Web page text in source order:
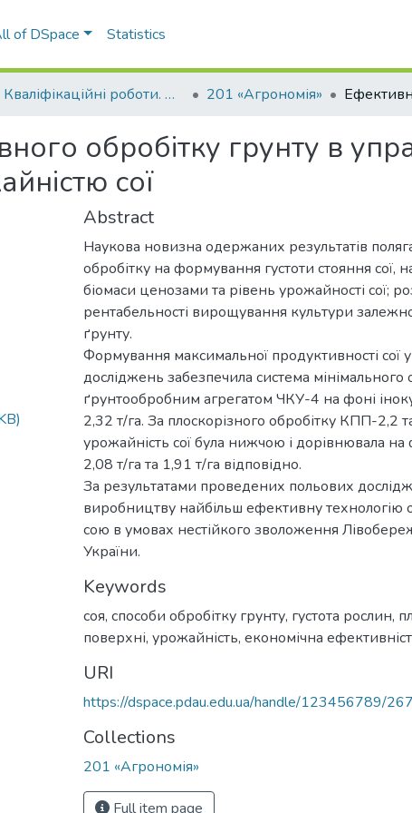
of DSpace Statistics
Кваліфікаційні роботи. ННІ агротехнологій, селекції та екології 201 «Агрономія»
обробітку грунту в
сої
Abstract
Наукова новизна одержаних результатів
обробітку на формування густоти стояння сої,
біомаси ценозами та рівень урожайності сої;
рентабельності вирощування культури
ґрунту.
Формування максимальної продуктивності сої
досліджень забезпечила система мінімального
ґрунтообробним агрегатом ЧКУ-4 на фоні
2,32 т/га. За плоскорізного обробітку КПП-
урожайність сої була нижчою і дорівнювала
2,08 т/га та 1,91 т/га відповідно.
За результатами проведених польових
виробництву найбільш ефективну технологію
сою в умовах нестійкого зволоження
України.
Keywords
соя, способи обробітку грунту, густота рослин,
поверхні, урожайність, економічна
URI
https://dspace.pdau.edu.ua/handle/123456789/
Collections
201 «Агрономія»
Full item page